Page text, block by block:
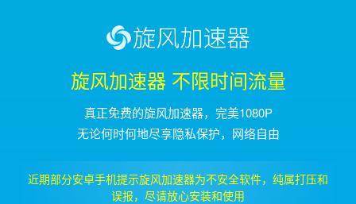
旋风加速器 不限时间流量
真正免费的旋风加速器，完美1080P
无论何时何地尽享隐私保护，网络自由
近期部分安卓手机提示旋风加速器为不安全软件，纯属打压和
误报，尽请放心安装和使用